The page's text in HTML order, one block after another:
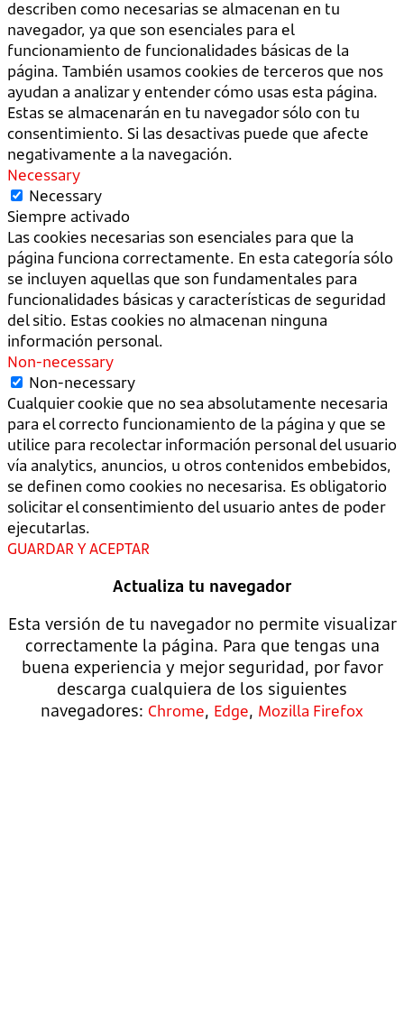
describen como necesarias se almacenan en tu
navegador, ya que son esenciales para el
funcionamiento de funcionalidades básicas de la
página. También usamos cookies de terceros que nos
ayudan a analizar y entender cómo usas esta página.
Estas se almacenarán en tu navegador sólo con tu
consentimiento. Si las desactivas puede que afecte
negativamente a la navegación.
Necessary
Necessary
Siempre activado
Las cookies necesarias son esenciales para que la
página funciona correctamente. En esta categoría sólo
se incluyen aquellas que son fundamentales para
funcionalidades básicas y características de seguridad
del sitio. Estas cookies no almacenan ninguna
información personal.
Non-necessary
Non-necessary
Cualquier cookie que no sea absolutamente necesaria
para el correcto funcionamiento de la página y que se
utilice para recolectar información personal del usuario
vía analytics, anuncios, u otros contenidos embebidos,
se definen como cookies no necesarisa. Es obligatorio
solicitar el consentimiento del usuario antes de poder
ejecutarlas.
GUARDAR Y ACEPTAR
Actualiza tu navegador
Esta versión de tu navegador no permite visualizar
correctamente la página. Para que tengas una
buena experiencia y mejor seguridad, por favor
descarga cualquiera de los siguientes
navegadores: Chrome, Edge, Mozilla Firefox